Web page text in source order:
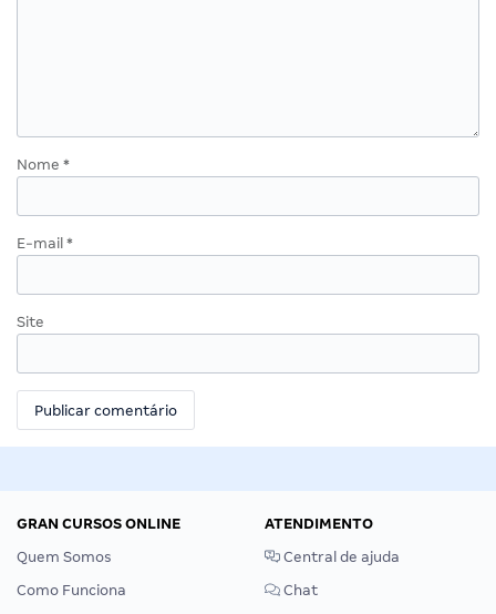
Nome *
E-mail *
Site
GRAN CURSOS ONLINE
Quem Somos
Como Funciona
ATENDIMENTO
Central de ajuda
Chat